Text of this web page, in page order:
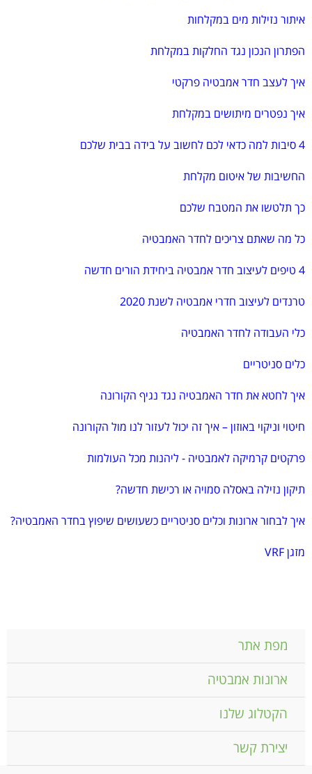
איתור נזילות מים במקלחות
הפתרון הנכון נגד החלקות במקלחת
איך לעצב חדר אמבטיה פרקטי
איך נפטרים מיתושים במקלחת
4 סיבות למה כדאי לכם לחשוב על בידה בבית שלכם
החשיבות של איטום מקלחת
כך תלטשו את המטבח שלכם
כל מה שאתם צריכים לחדר האמבטיה
4 טיפים לעיצוב חדר אמבטיה ביחידת הורים חדשה
טרנדים לעיצוב חדרי אמבטיה לשנת 2020
כלי העבודה לחדר האמבטיה
כלים סניטריים
איך לחטא את חדר האמבטיה נגד נגיף הקורונה
חיטוי וניקוי באוזון – איך זה יכול לעזור לנו מול הקורונה
פרקטים קרמיקה לאמבטיה - ליהנות מכל העולמות
תיקון נזילה באסלה סמויה או רכישת חדשה?
איך לבחור ארונות וכלים סניטריים כשעושים שיפוץ בחדר האמבטיה?
מזגן VRF
מפת אתר
ארונות אמבטיה
הקטלוג שלנו
יצירת קשר